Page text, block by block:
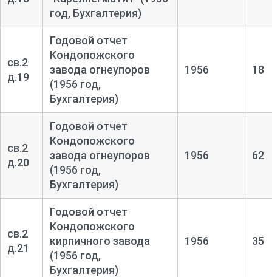
год, Бухгалтерия)
св.2
д.19
Годовой отчет
Кондопожского
завода огнеупоров
(1956 год,
Бухгалтерия)
1956 18
св.2
д.20
Годовой отчет
Кондопожского
завода огнеупоров
(1956 год,
Бухгалтерия)
1956 62
св.2
д.21
Годовой отчет
Кондопожского
кирпичного завода
(1956 год,
Бухгалтерия)
1956 35